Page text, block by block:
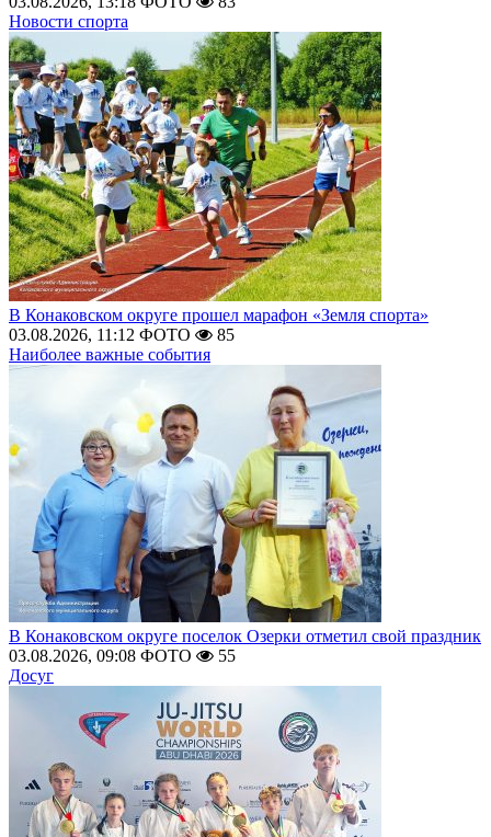
Новости спорта
В Конаковском округе прошел марафон «Земля спорта»
03.08.2026, 11:12 ФОТО
85
Наиболее важные события
В Конаковском округе поселок Озерки отметил свой праздник
03.08.2026, 09:08 ФОТО
55
Досуг